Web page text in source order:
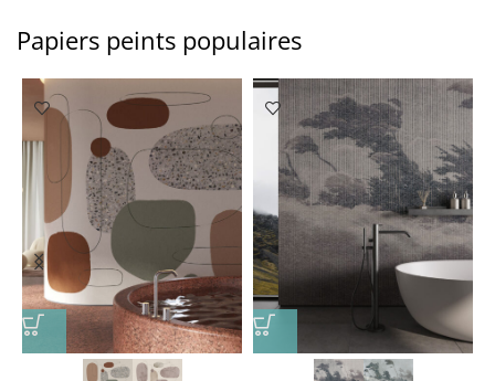
Papiers peints populaires